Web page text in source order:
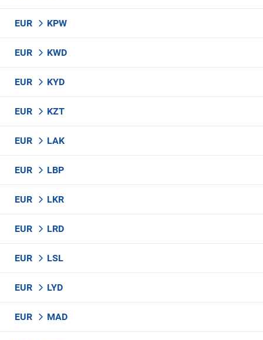
EUR KPW
EUR KWD
EUR KYD
EUR KZT
EUR LAK
EUR LBP
EUR LKR
EUR LRD
EUR LSL
EUR LYD
EUR MAD